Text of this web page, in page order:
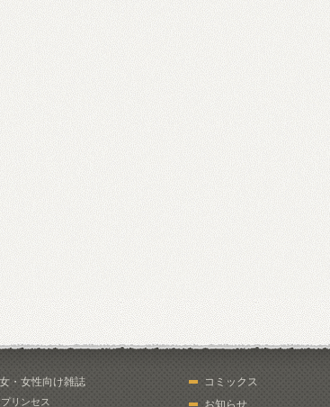
・女性向け雑誌
プリンセス
コミックス
お知らせ